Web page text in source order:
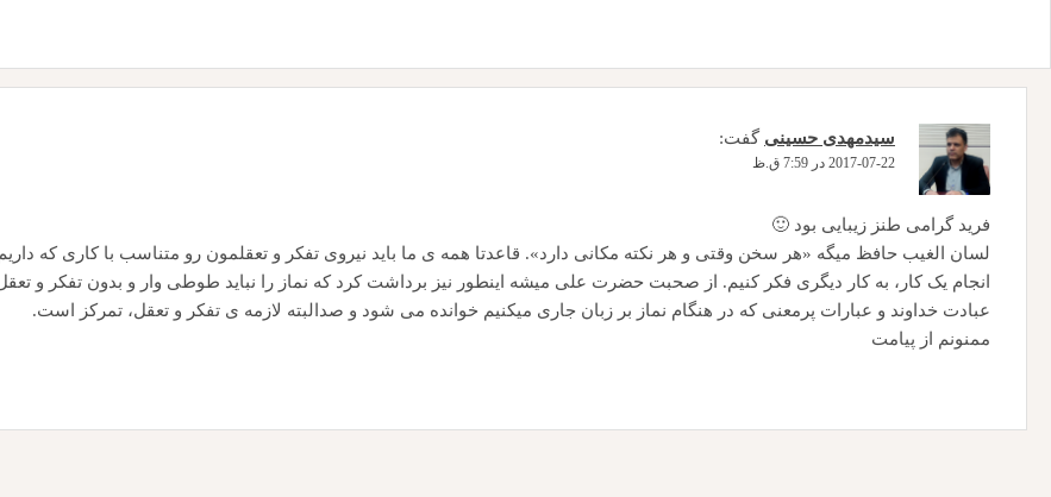
سیدمهدی حسینی گفت:
2017-07-22 در 7:59 ق.ظ
فرید گرامی طنز زیبایی بود 🙂
لسان الغیب حافظ میگه «هر سخن وقتی و هر نکته مکانی دارد». قاعدتا همه ی ما باید نیروی تفکر و تعقلمون رو متناسب با کاری که داریم
انجام یک کار، به کار دیگری فکر کنیم. از صحبت حضرت علی میشه اینطور نیز برداشت کرد که نماز را نباید طوطی وار و بدون تفکر و
عبادت خداوند و عبارات پرمعنی که در هنگام نماز بر زبان جاری میکنیم خوانده می شود و صدالبته لازمه ی تفکر و تعقل، تمرکز است.
ممنونم از پیامت